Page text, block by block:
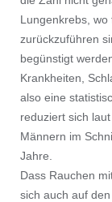
Lungenkrebs,
zurückzuführen
begünstigt
Krankheiten,
also eine
reduziert sich
Männern im
Jahre.
Dass Rauchen
sich auch auf